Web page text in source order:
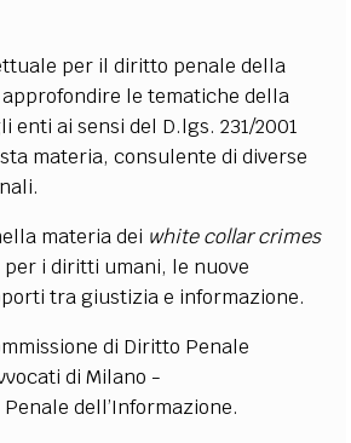
per il diritto penale della
le tematiche della
enti ai sensi del D.lgs. 231/2001
materia, consulente di diverse
materia dei white collar crimes
per i diritti umani, le nuove
tra giustizia e informazione.
di Diritto Penale
di Milano -
Penale dell’Informazione.